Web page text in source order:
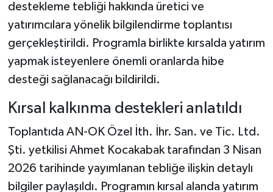
destekleme tebliği hakkında üretici ve
yatırımcılara yönelik bilgilendirme toplantısı
gerçekleştirildi. Programla birlikte kırsalda yatırım
yapmak isteyenlere önemli oranlarda hibe
desteği sağlanacağı bildirildi.
Kırsal kalkınma destekleri anlatıldı
Toplantıda AN-OK Özel İth. İhr. San. ve Tic. Ltd.
Şti. yetkilisi Ahmet Kocakabak tarafından 3 Nisan
2026 tarihinde yayımlanan tebliğe ilişkin detaylı
bilgiler paylaşıldı. Programın kırsal alanda yatırım